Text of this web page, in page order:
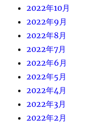
2022年10月
2022年9月
2022年8月
2022年7月
2022年6月
2022年5月
2022年4月
2022年3月
2022年2月